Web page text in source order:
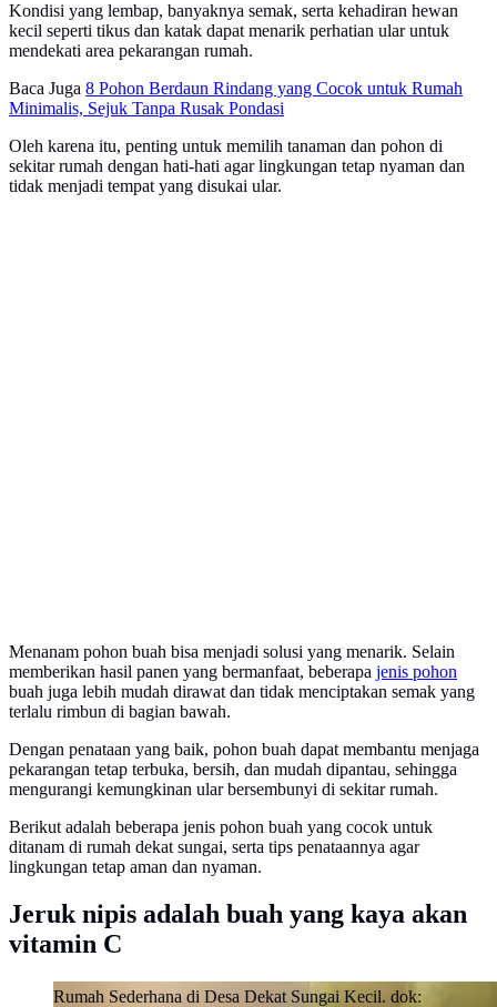
Kondisi yang lembap, banyaknya semak, serta kehadiran hewan
kecil seperti tikus dan katak dapat menarik perhatian ular untuk
mendekati area pekarangan rumah.
Baca Juga 8 Pohon Berdaun Rindang yang Cocok untuk Rumah
Minimalis, Sejuk Tanpa Rusak Pondasi
Oleh karena itu, penting untuk memilih tanaman dan pohon di
sekitar rumah dengan hati-hati agar lingkungan tetap nyaman dan
tidak menjadi tempat yang disukai ular.
Menanam pohon buah bisa menjadi solusi yang menarik. Selain
memberikan hasil panen yang bermanfaat, beberapa jenis pohon
buah juga lebih mudah dirawat dan tidak menciptakan semak yang
terlalu rimbun di bagian bawah.
Dengan penataan yang baik, pohon buah dapat membantu menjaga
pekarangan tetap terbuka, bersih, dan mudah dipantau, sehingga
mengurangi kemungkinan ular bersembunyi di sekitar rumah.
Berikut adalah beberapa jenis pohon buah yang cocok untuk
ditanam di rumah dekat sungai, serta tips penataannya agar
lingkungan tetap aman dan nyaman.
Jeruk nipis adalah buah yang kaya akan
vitamin C
Rumah Sederhana di Desa Dekat Sungai Kecil. dok: